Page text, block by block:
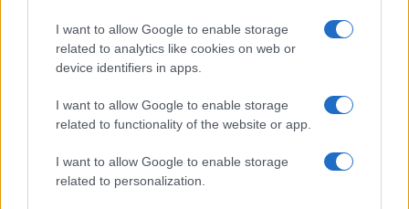
I want to allow Google to enable storage
related to analytics like cookies on web or
device identifiers in apps.
I want to allow Google to enable storage
related to functionality of the website or app.
I want to allow Google to enable storage
related to personalization.